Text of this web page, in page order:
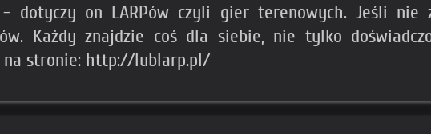
dotyczy on LARPów czyli gier terenowych. Jeśli nie
Każdy znajdzie coś dla siebie, nie tylko
na stronie: http://lublarp.pl/